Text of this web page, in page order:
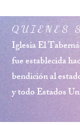
QUIENES
Iglesia El
fue establecida
bendición al
y todo Estados